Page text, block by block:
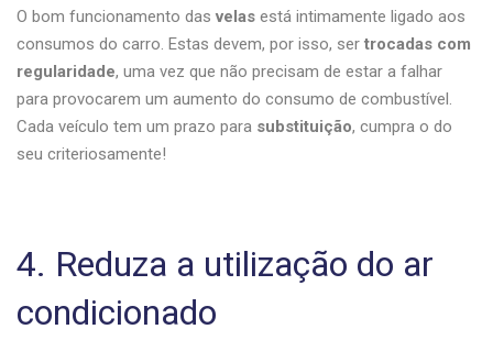
O bom funcionamento dasvelas está intimamente ligado aos
consumos do carro. Estas devem, por isso, ser trocadas com
regularidade, uma vez que não precisam de estar a falhar
para provocarem um aumento do consumo de combustível.
Cada veículo tem um prazo para substituição, cumpra o do
seu criteriosamente!
4. Reduza a utilização do ar
condicionado